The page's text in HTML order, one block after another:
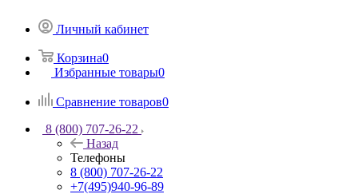
Личный кабинет
Корзина0
Избранные товары0
Сравнение товаров0
8 (800) 707-26-22
Назад
Телефоны
8 (800) 707-26-22
+7(495)940-96-89